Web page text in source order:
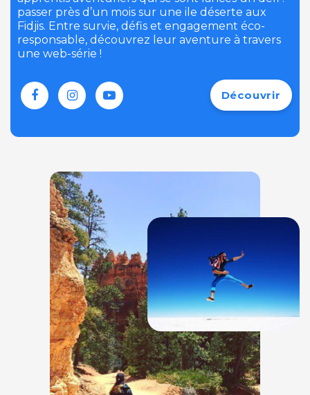
passer près d’un mois sur une ile déserte aux
Fidjis. Entre survie, défis et engagement éco-
responsable, découvrez leur aventure à travers
une web-série !
Découvrir